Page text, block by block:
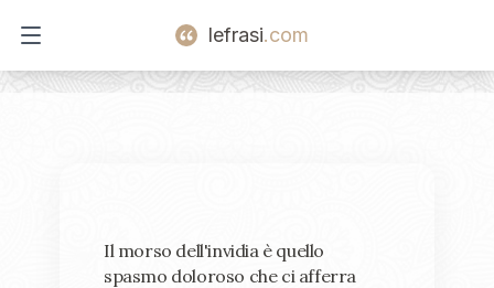
Open main menu
lefrasi.com
Il morso dell'invidia è quello
spasmo doloroso che ci afferra